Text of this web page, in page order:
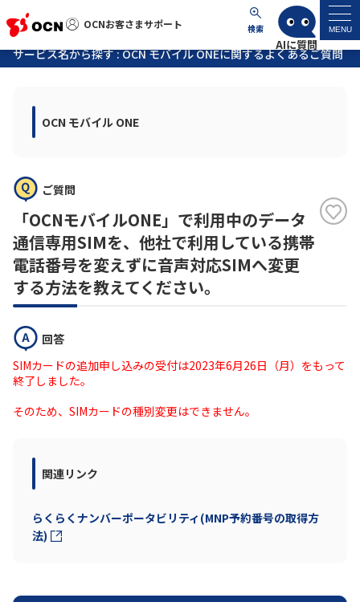
OCNお客さまサポート 検索 MENU
OCNお客さまサポート
マイページ
サポートトップ
よくあるご質問
工事・故障情報
各種ダウンロード
NTTドコモビジネスのお客さ
サービス名から探す : OCN モバイル ONEに関するよくあるご質問
OCN モバイル ONE
ご質問
「OCNモバイルONE」で利用中のデータ
通信専用SIMを、他社で利用している携帯
電話番号を変えずに音声対応SIMへ変更
する方法を教えてください。
回答
SIMカードの追加申し込みの受付は2023年6月26日（月）をもって
終了しました。
そのため、SIMカードの種別変更はできません。
関連リンク
らくらくナンバーポータビリティ(MNP予約番号の取得方
法)